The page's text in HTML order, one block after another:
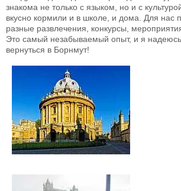
знакома не только с языком, но и с
вкусно кормили и в школе, и дома. Для нас
разные развлечения, конкурсы,
Это самый незабываемый опыт, и я
вернуться в Борнмут!